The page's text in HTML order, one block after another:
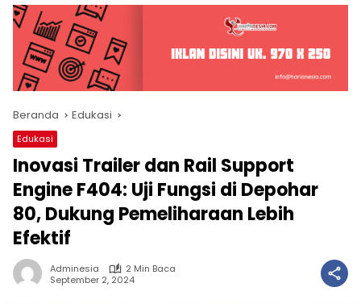
Beranda Edukasi
Edukasi
Inovasi Trailer dan Rail Support
Engine F404: Uji Fungsi di Depohar
80, Dukung Pemeliharaan Lebih
Efektif
Adminesia
2 Min Baca
September 2, 2024